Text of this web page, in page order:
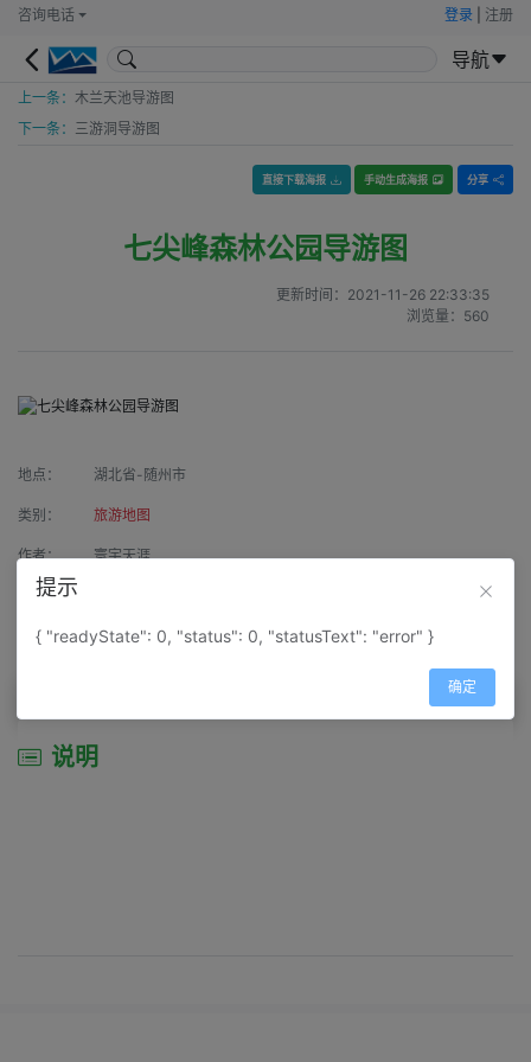
咨询电话 登录 注册
导航
上一条： 木兰天池导游图
下一条： 三游洞导游图
直接下载海报 手动生成海报 分享
七尖峰森林公园导游图
更新时间： 2021-11-26 22:33:35
浏览量： 560
地点： 湖北省-随州市
类别： 旅游地图
作者： 寰宇天涯
来源：
属性： 地图属性： 地图类型-景区导游图
说明
提示
{ "readyState": 0, "status": 0, "statusText": "error" }
确定